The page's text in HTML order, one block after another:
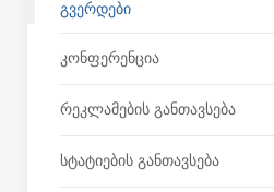
ᲒᲕᲔᲠᲓᲔᲑᲘ
Კონფერენცია
Რეკლამების Განთავსება
Სტატიების Განთავსება